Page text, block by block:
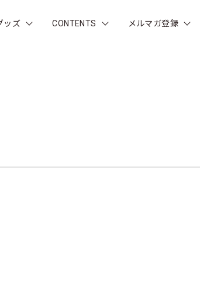
ッズ CONTENTS メルマガ登録